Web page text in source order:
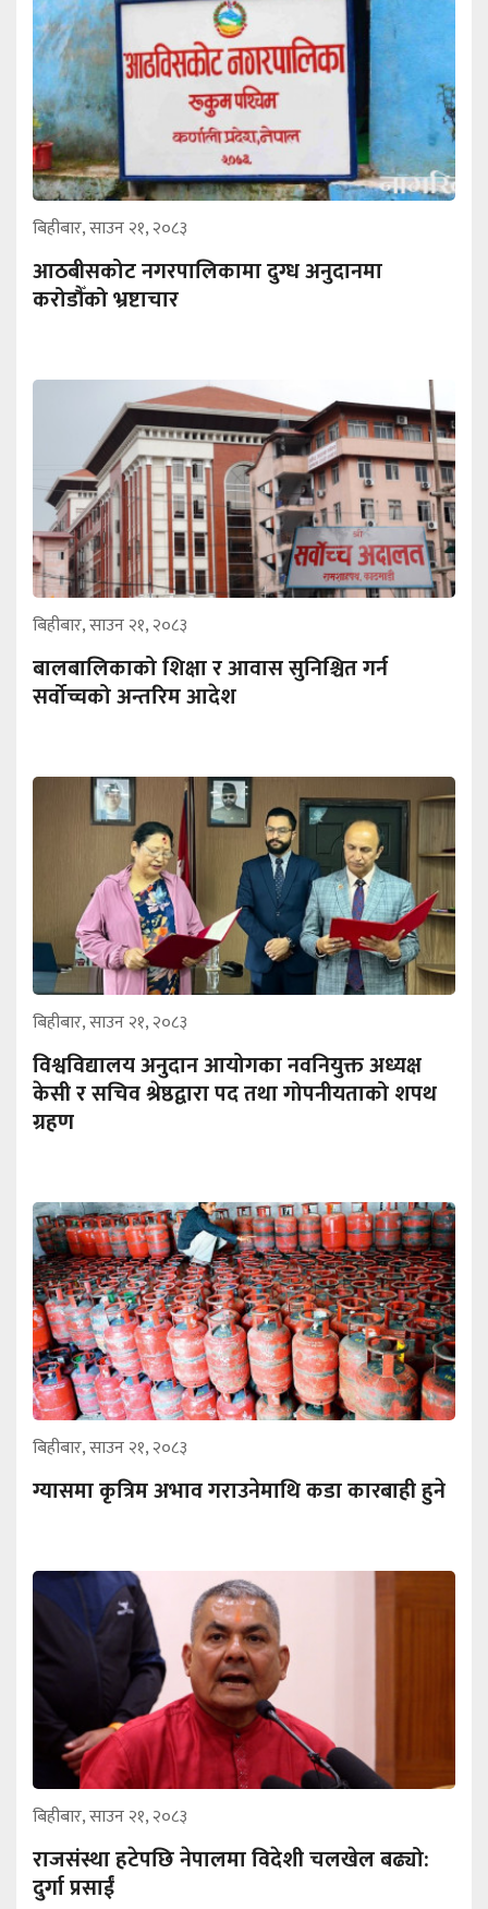
बिहीबार, साउन २१, २०८३
आठबीसकोट नगरपालिकामा दुग्ध अनुदानमा
करोडौँको भ्रष्टाचार
बिहीबार, साउन २१, २०८३
बालबालिकाको शिक्षा र आवास सुनिश्चित गर्न
सर्वोच्चको अन्तरिम आदेश
बिहीबार, साउन २१, २०८३
विश्वविद्यालय अनुदान आयोगका नवनियुक्त अध्यक्ष
केसी र सचिव श्रेष्ठद्वारा पद तथा गोपनीयताको शपथ
ग्रहण
बिहीबार, साउन २१, २०८३
ग्यासमा कृत्रिम अभाव गराउनेमाथि कडा कारबाही हुने
बिहीबार, साउन २१, २०८३
राजसंस्था हटेपछि नेपालमा विदेशी चलखेल बढ्यो:
दुर्गा प्रसाईं